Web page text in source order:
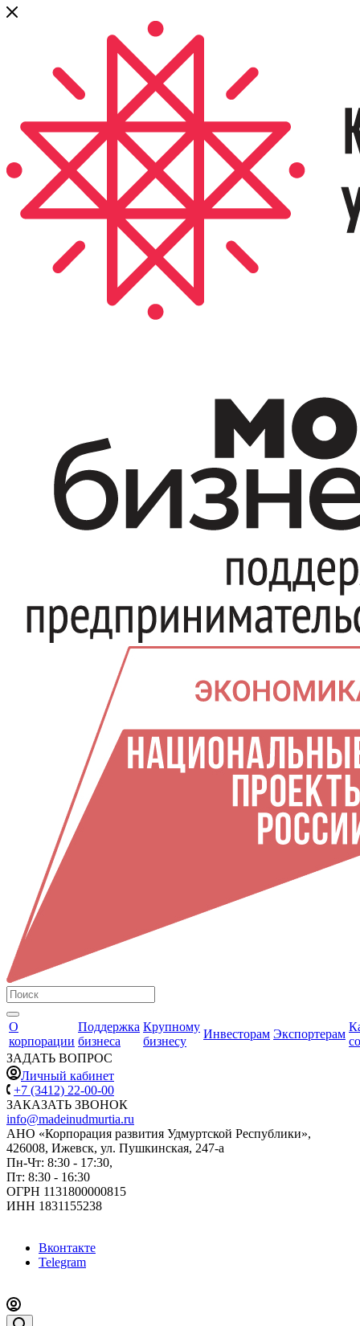
О
корпорации
Поддержка
бизнеса
Крупному
бизнесу
Инвесторам Экспортерам
ЗАДАТЬ ВОПРОС
Личный кабинет
+7 (3412) 22-00-00
ЗАКАЗАТЬ ЗВОНОК
info@madeinudmurtia.ru
АНО «Корпорация развития Удмуртской Республики»,
426008, Ижевск, ул. Пушкинская, 247-а
Пн-Чт: 8:30 - 17:30,
Пт: 8:30 - 16:30
ОГРН 1131800000815
ИНН 1831155238
Вконтакте
Telegram